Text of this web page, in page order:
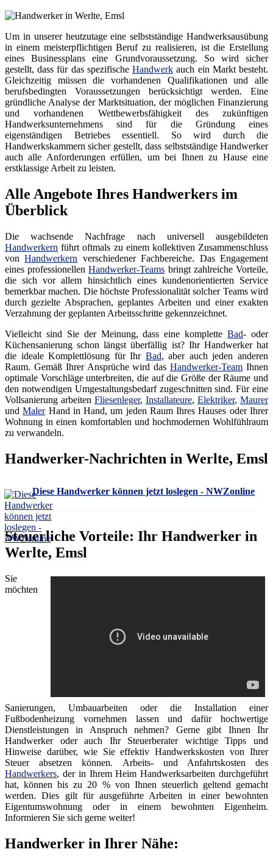
Um in unserer heutzutage eine selbstständige Handwerksausübung
in einem meisterpflichtigen Beruf zu realisieren, ist die Erstellung
eines Businessplans eine Grundvoraussetzung. So wird sicher
gestellt, dass für das spezifischeHandwerk auch ein Markt besteht.
Gleichzeitig müssen die vorhandenen Qualifikationen und alle
berufsbedingten Voraussetzungen berücksichtigt werden. Eine
gründliche Analyse der Marktsituation, der möglichen Finanzierung
und vorhandenen Wettbewerbsfähigkeit des zukünftigen
Handwerksunternehmens sind für die Gründung eines
eigenständigen Betriebes essentiell. So wird durch die
Handwerkskammern sicher gestellt, dass selbstständige Handwerker
auch alle Anforderungen erfüllen, um bei Ihnen zu Hause eine
erstklassige Arbeit zu leisten.
Alle Angebote Ihres Handwerkers im
Überblick
Die wachsende Nachfrage nach universell ausgebildeten
Handwerkern führt oftmals zu einem kollektiven Zusammenschluss
vonHandwerkern verschiedener Fachbereiche. Das Engagement
eines professionellenHandwerker-Teams bringt zahlreiche Vorteile,
die sich vor allem hinsichtlich eines kundenorientierten Service
bemerkbar machen. Die höchste Professionalität solcher Teams wird
durch gezielte Absprachen, geplantes Arbeiten und einer exakten
Verzahnung der geplanten Arbeitsschritte gekennzeichnet.
Vielleicht sind Sie der Meinung, dass eine kompletteBad- oder
Küchensanierung schon längst überfällig ist? Ihr Handwerker hat
die ideale Komplettlösung für Ihr Bad, aber auch jeden anderen
Raum. Gemäß Ihrer Ansprüche wird dasHandwerker-Team Ihnen
optimale Vorschläge unterbreiten, die auf die Größe der Räume und
den notwendigen Umgestaltungsbedarf zugeschnitten sind. Für eine
Vollsanierung arbeiten Fliesenleger, Installateure, Elektriker, Maurer
undMalerHand in Hand, um jeden Raum Ihres Hauses oder Ihrer
Wohnung in einen komfortablen und hochmodernen Wohlfühlraum
zu verwandeln.
Handwerker-Nachrichten in Werlte, Emsl
Diese Handwerker können jetzt loslegen - NWZonline
Steuerliche Vorteile: Ihr Handwerker in
Werlte, Emsl
Sie
möchten
Sanierungen, Umbauarbeiten oder die Installation einer
Fußbodenheizung vornehmen lassen und dafür hochwertige
Dienstleistungen in Anspruch nehmen? Gerne gibt Ihnen Ihr
Handwerker oder auch Ihr Steuerberater wichtige Tipps und
Hinweise darüber, wie Sie effektiv Handwerkskosten von Ihrer
Steuer absetzen können. Arbeits- und Anfahrtskosten des
Handwerkers, der in Ihrem Heim Handwerksarbeiten durchgeführt
hat, können bis zu 20 % von Ihnen steuerlich geltend gemacht
werden. Dies gilt für ausgeführte Arbeiten in einer bewohnten
Eigentumswohnung oder in einem bewohnten Eigenheim.
Informieren Sie sich gerne weiter!
Handwerker in Ihrer Nähe: